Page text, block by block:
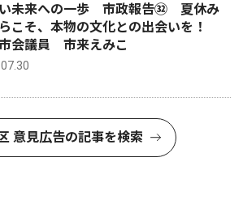
未来への一歩 市政報告㉜ 夏休み
こそ、本物の文化との出会いを！
会議員 市来えみこ
意見広告の記事を検索